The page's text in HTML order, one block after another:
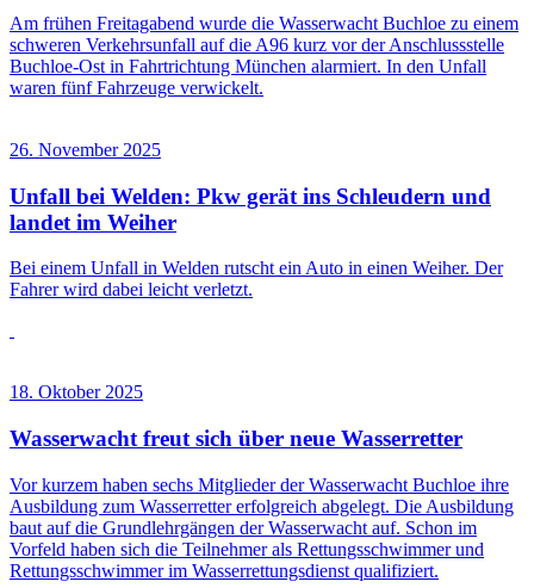
Am frühen Freitagabend wurde die Wasserwacht Buchloe zu einem
schweren Verkehrsunfall auf die A96 kurz vor der Anschlussstelle
Buchloe-Ost in Fahrtrichtung München alarmiert. In den Unfall
waren fünf Fahrzeuge verwickelt.
26. November 2025
Unfall bei Welden: Pkw gerät ins Schleudern und
landet im Weiher
Bei einem Unfall in Welden rutscht ein Auto in einen Weiher. Der
Fahrer wird dabei leicht verletzt.
18. Oktober 2025
Wasserwacht freut sich über neue Wasserretter
Vor kurzem haben sechs Mitglieder der Wasserwacht Buchloe ihre
Ausbildung zum Wasserretter erfolgreich abgelegt. Die Ausbildung
baut auf die Grundlehrgängen der Wasserwacht auf. Schon im
Vorfeld haben sich die Teilnehmer als Rettungsschwimmer und
Rettungsschwimmer im Wasserrettungsdienst qualifiziert.